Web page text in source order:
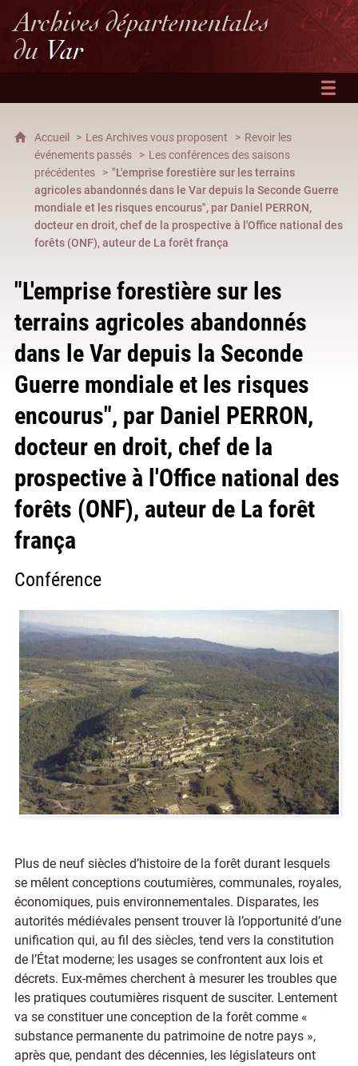
Archives départementales
du Var
Accueil Les Archives vous proposent
Revoir les
événements passés
Les conférences des saisons
précédentes
"L'emprise forestière sur les terrains
agricoles abandonnés dans le Var depuis la Seconde Guerre
mondiale et les risques encourus", par Daniel PERRON,
docteur en droit, chef de la prospective à l'Office national des
forêts (ONF), auteur de La forêt frança
"L'emprise forestière sur les
terrains agricoles abandonnés
dans le Var depuis la Seconde
Guerre mondiale et les risques
encourus", par Daniel PERRON,
docteur en droit, chef de la
prospective à l'Office national des
forêts (ONF), auteur de La forêt
frança
Conférence
Plus de neuf siècles d’histoire de la forêt durant lesquels
se mêlent conceptions coutumières, communales, royales,
économiques, puis environnementales. Disparates, les
autorités médiévales pensent trouver là l’opportunité d’une
unification qui, au fil des siècles, tend vers la constitution
de l’État moderne; les usages se confrontent aux lois et
décrets. Eux-mêmes cherchent à mesurer les troubles que
les pratiques coutumières risquent de susciter. Lentement
va se constituer une conception de la forêt comme «
substance permanente du patrimoine de notre pays »,
après que, pendant des décennies, les législateurs ont